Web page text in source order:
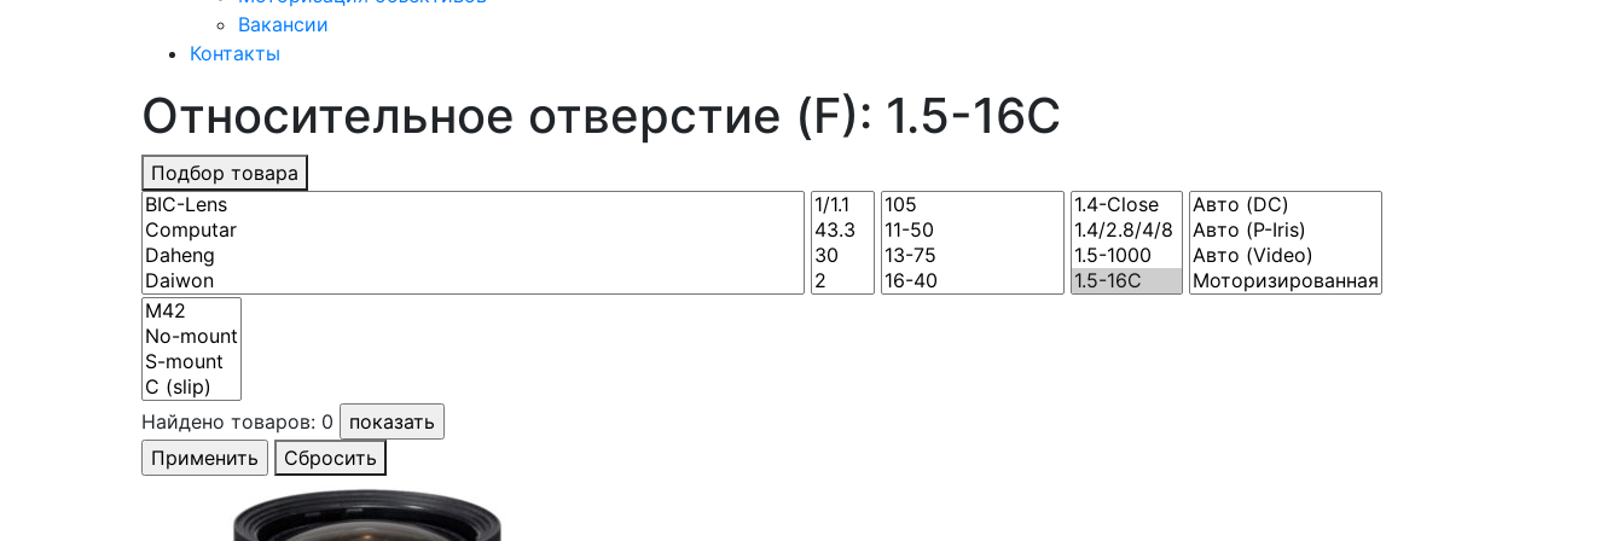
Вакансии
Контакты
Относительное отверстие (F): 1.5-16C
Подбор товара
Найдено товаров: 0
Сбросить